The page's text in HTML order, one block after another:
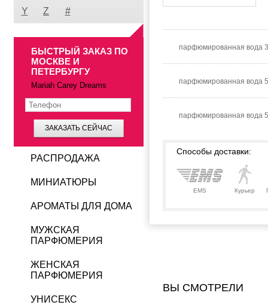
парфюмированная вода
парфюмированная вода
парфюмированная вода
Способы доставки:
EMS Курьер
ВЫ СМОТРЕЛИ
Y
Z #
БЫСТРЫЙ ЗАКАЗ ПО
МОСКВЕ И
ПЕТЕРБУРГУ
Mariah Carey Dreams
ЗАКАЗАТЬ СЕЙЧАС
РАСПРОДАЖА
МИНИАТЮРЫ
АРОМАТЫ ДЛЯ ДОМА
МУЖСКАЯ
ПАРФЮМЕРИЯ
ЖЕНСКАЯ
ПАРФЮМЕРИЯ
УНИСЕКС